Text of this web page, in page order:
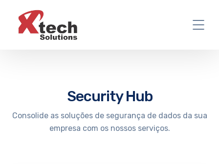
Security Hub
Consolide as soluções de segurança de dados da sua
empresa com os nossos serviços.